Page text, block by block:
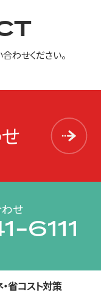
わせください。
せ
6111
省コスト対策